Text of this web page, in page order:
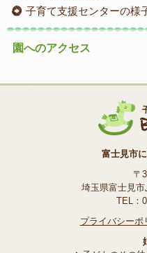
子育て支援センターの様
園へのアクセス
富士見市
〒
埼玉県富士見市
TEL：
プライバシーポ